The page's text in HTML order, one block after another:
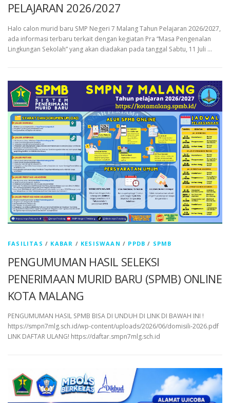
PELAJARAN 2026/2027
Halo calon murid baru SMP Negeri 7 Malang Tahun Pelajaran 2026/2027,
ada informasi terbaru terkait dengan kegiatan Pra “Masa Pengenalan
Lingkungan Sekolah” yang akan diadakan pada tanggal Sabtu, 11 Juli …
FASILITAS / KABAR / KESISWAAN / PPDB / SPMB
PENGUMUMAN HASIL SELEKSI
PENERIMAAN MURID BARU (SPMB) ONLINE
KOTA MALANG
PENGUMUMAN HASIL SPMB BISA DI UNDUH DI LINK DI BAWAH INI !
https://smpn7mlg.sch.id/wp-content/uploads/2026/06/domisili-2026.pdf
LINK DAFTAR ULANG! https://daftar.smpn7mlg.sch.id